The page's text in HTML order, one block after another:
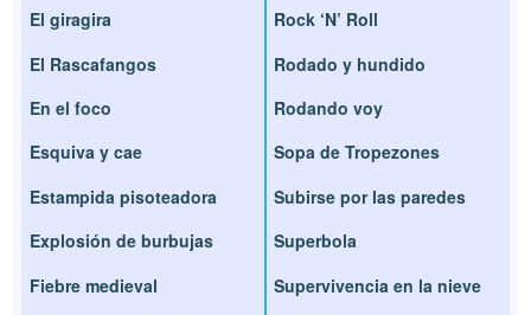
El giragira
El Rascafangos
En el foco
Esquiva y cae
Estampida pisoteadora
Explosión de burbujas
Fiebre medieval
Rock ‘N’ Roll
Rodado y hundido
Rodando voy
Sopa de Tropezones
Subirse por las paredes
Superbola
Supervivencia en la nieve